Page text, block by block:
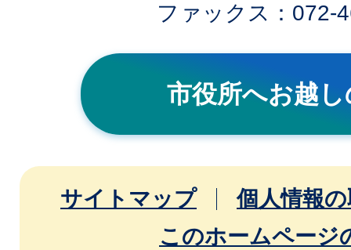
ファックス：072-
市役所へお越
サイトマップ
個人情報
このホームページ